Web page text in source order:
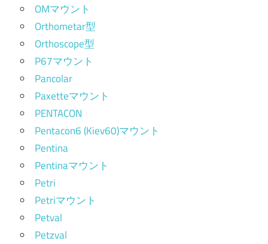
OMマウント
Orthometar型
Orthoscope型
P67マウント
Pancolar
Paxetteマウント
PENTACON
Pentacon6 (Kiev60)マウント
Pentina
Pentinaマウント
Petri
Petriマウント
Petval
Petzval